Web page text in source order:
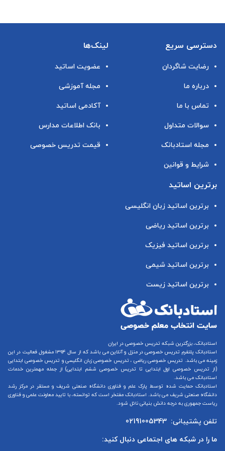
رگرسیون
دسترسی سریع
رضایت شاگردان
درباره ما
تماس با ما
سوالات متداول
مجله استادبانک
شرایط و قوانین
لینک‌ها
عضویت اساتید
مجله آموزشی
آکادمی اساتید
بانک اطلاعات مدارس
قیمت تدریس خصوصی
برترین اساتید
برترین اساتید زبان انگلیسی
برترین اساتید ریاضی
برترین اساتید فیزیک
برترین اساتید شیمی
برترین اساتید زیست
استادبانک، بزرگترین شبکه تدریس خصوصی در ایران
استادبانک پلتفرم تدریس خصوصی در منزل و آنلاین
می باشد که از سال ۱۳۹۴ مشغول فعالیت در این
زمینه می باشد. تدریس خصوصی ریاضی ، تدریس خصوصی زبان انگلیسیو تدریس خصوصی ابتدایی
(از تدریس خصوصی اول ابتدایی تا تدریس خصوصی ششم ابتدایی) از جمله مهمترین خدمات
استادبانک می باشد.
استادبانک حمایت شده توسط پارک علم و فناوری دانشگاه صنعتی شریف و مستقر در مرکز رشد
دانشگاه صنعتی شریف می باشد. استادبانک مفتخر است که توانسته، با تایید معاونت علمی و فناوری
ریاست جمهوری به درجه دانش بنیانی نائل شود.
تلفن پشتیبانی: 02191005343
ما را در شبکه های اجتماعی دنبال کنید: